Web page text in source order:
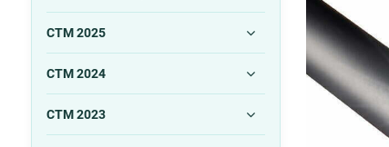
CTM 2025
CTM 2024
CTM 2023